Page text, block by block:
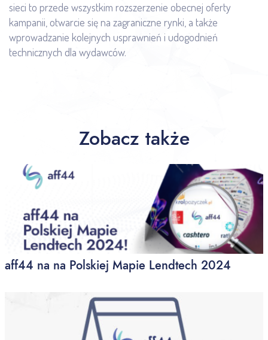
sieci to przede wszystkim rozszerzenie obecnej oferty
kampanii, otwarcie się na zagraniczne rynki, a także
wprowadzanie kolejnych usprawnień i udogodnień
technicznych dla wydawców.
Zobacz także
aff44 na na Polskiej Mapie Lendtech 2024